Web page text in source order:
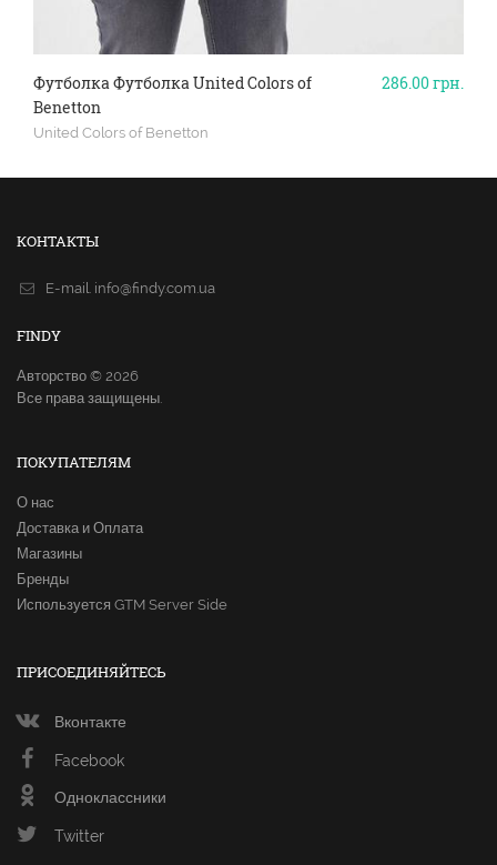
286.00грн.
Футболка Футболка United Colors of
Benetton
United Colors of Benetton
КОНТАКТЫ
E-mail. info@findy.com.ua
FINDY
Авторство © 2026
Все права защищены.
ПОКУПАТЕЛЯМ
О нас
Доставка и Оплата
Магазины
Бренды
Используется GTM Server Side
ПРИСОЕДИНЯЙТЕСЬ
Вконтакте
Facebook
Одноклассники
Twitter